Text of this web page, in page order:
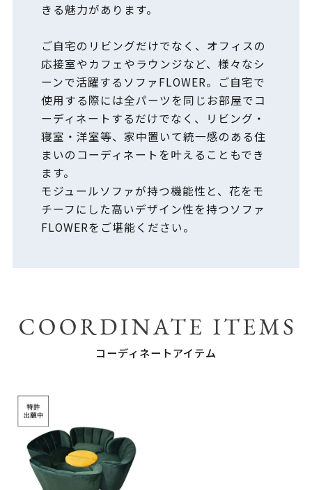
きる魅力があります。
ご自宅のリビングだけでなく、オフィスの
応接室やカフェやラウンジなど、様々なシ
ーンで活躍するソファFLOWER。ご自宅で
使用する際には全パーツを同じお部屋でコ
ーディネートするだけでなく、リビング・
寝室・洋室等、家中置いて統一感のある住
まいのコーディネートを叶えることもでき
ます。
モジュールソファが持つ機能性と、花をモ
チーフにした高いデザイン性を持つソファ
FLOWERをご堪能ください。
コーディネートアイテム